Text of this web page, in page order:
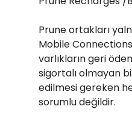
Prune ortakları
Mobile
varlıkların geri
sigortalı olmayan
edilmesi gereken
sorumlu değildir.